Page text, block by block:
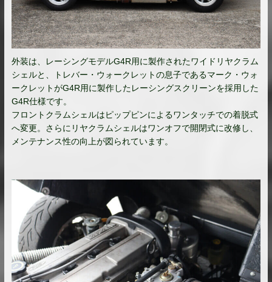
外装は、レーシングモデルG4R用に製作されたワイドリヤクラム
シェルと、トレバー・ウォークレットの息子であるマーク・ウォ
ークレットがG4R用に製作したレーシングスクリーンを採用した
G4R仕様です。
フロントクラムシェルはピップピンによるワンタッチでの着脱式
へ変更。さらにリヤクラムシェルはワンオフで開閉式に改修し、
メンテナンス性の向上が図られています。